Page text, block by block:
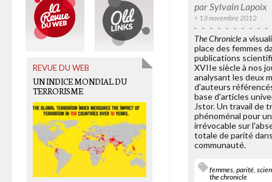
parSylvain Lapoix
> 13 novembre 2012
The Chroniclea
place des femmes
publications
XVIIe siècle à nos
analysant les deux
d'auteurs
base d'articles
Jstor. Un travail de
phénoménal pour
irrévocable sur
totale de parité
communauté.
femmes,parité,
the chronicle
REVUE DU WEB
UN INDICE MONDIAL DU
TERRORISME
OLD LINKS
DES MOBILES ET DES
HOMMES